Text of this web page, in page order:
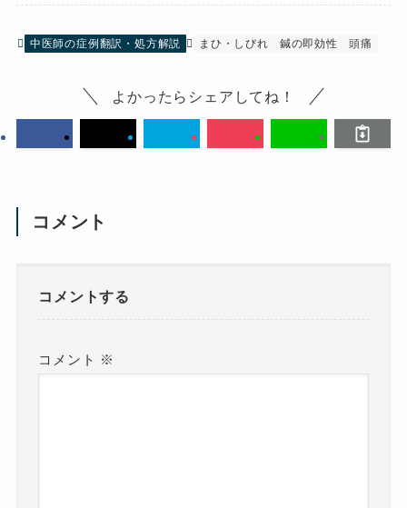
中医師の症例翻訳・処方解説 まひ・しびれ 鍼の即効性 頭痛
よかったらシェアしてね！
コメント
コメントする
コメント ※